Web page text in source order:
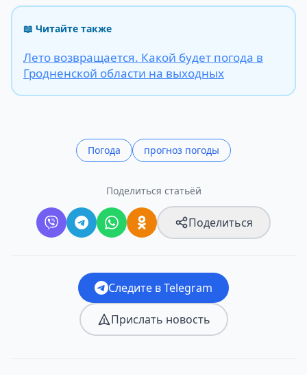
📖 Читайте также
Лето возвращается. Какой будет погода в
Гродненской области на выходных
Погода прогноз погоды
Поделиться статьёй
Поделиться
Следите в Telegram
Прислать новость